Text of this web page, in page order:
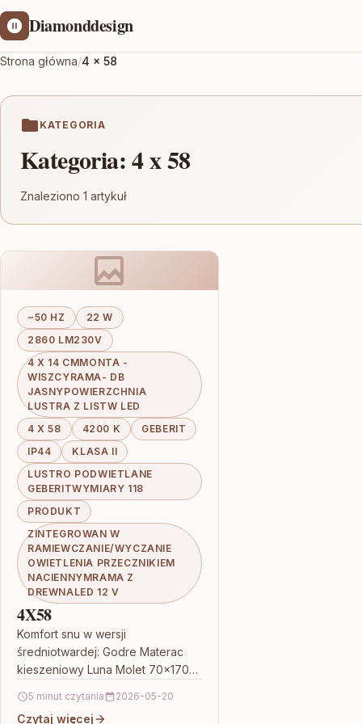
Diamonddesign
Strona główna/4 x 58
KATEGORIA
Kategoria:4 x 58
Znaleziono 1 artykuł
~50 HZ
22 W
2860 LM230V
4 X 14 CMMONTA -
WISZCYRAMA- DB
JASNYPOWIERZCHNIA
LUSTRA Z LISTW LED
4 X 58
4200 K
GEBERIT
IP44
KLASA II
LUSTRO PODWIETLANE
GEBERITWYMIARY 118
PRODUKT
ZINTEGROWAN W
RAMIEWCZANIE/WYCZANIE
OWIETLENIA PRZECZNIKIEM
NACIENNYMRAMA Z
DREWNALED 12 V
4X58
Komfort snu w wersji
średniotwardej: Godre Materac
kieszeniowy Luna Molet 70×170
łączy stabilne podparcie z
5 minut czytania 2026-05-20
Czytaj więcej